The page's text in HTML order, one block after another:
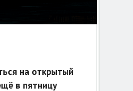
на открытый
в пятницу